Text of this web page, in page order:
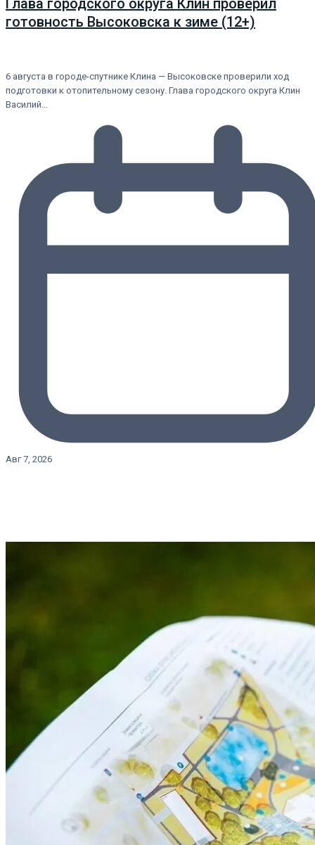
Глава городского округа Клин проверил
готовность Высоковска к зиме (12+)
6 августа в городе-спутнике Клина — Высоковске проверили ход
подготовки к отопительному сезону. Глава городского округа Клин
Василий…
Авг 7, 2026